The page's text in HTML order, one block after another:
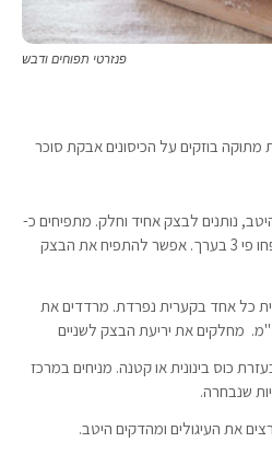
פנזרטי תפוחים ודבש
מתוקה בוזקים על הכיסונים אבקת סוכר
נותנים לבצק אחיד וחלק. מתפיחים כ-
3 שעות, כך שהבצק מכפיל את נפחו פי 3 בערך. אפשר להתפיח את הבצק
כל אחד בקערית נפרדת. מרדדים את
מחלקים את יריעת הבצק לשניים
כוס בינונית או קטנה. מניחים במרכז
שנבחרה.
את העיגולים ומהדקים היטב.